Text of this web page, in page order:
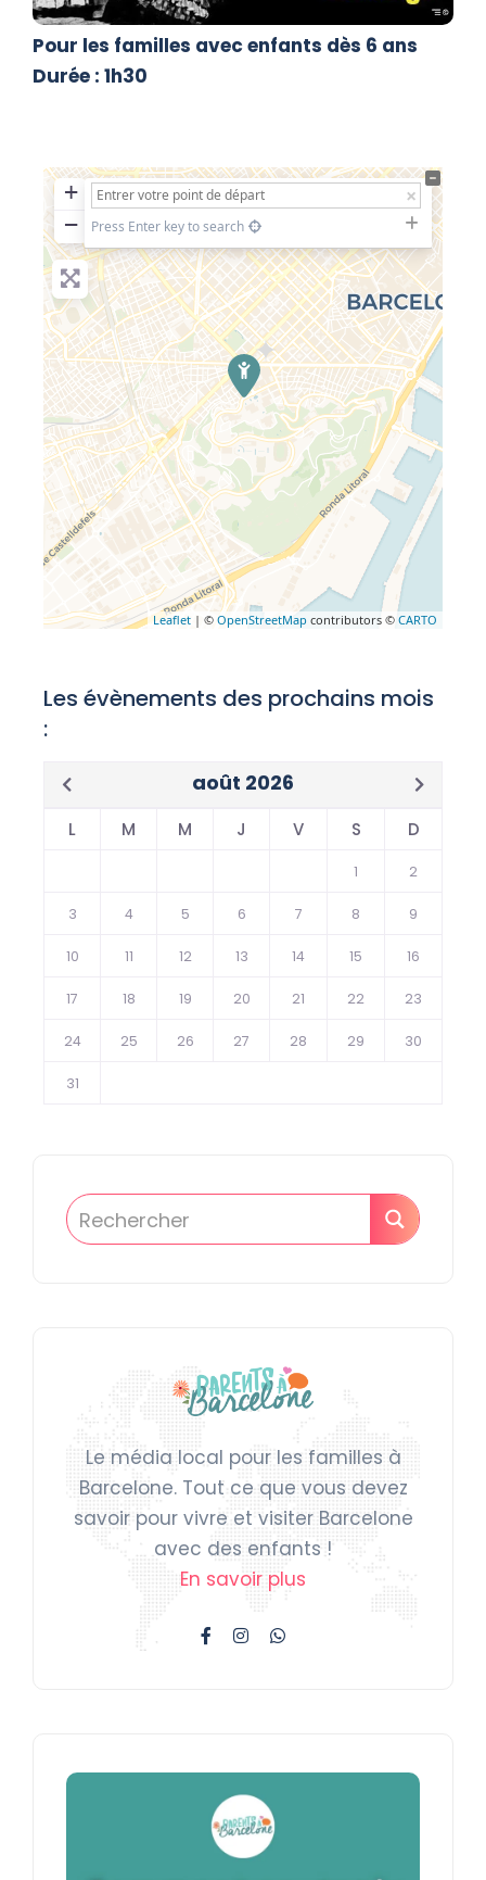
Pour les familles avec enfants dès 6 ans
Durée : 1h30
+
−
Press Enter key to search
Leaflet | © OpenStreetMap contributors © CARTO
Les évènements des prochains mois
:
août 2026
L M M J V S D
1 2
3 4 5 6 7 8 9
10 11 12 13 14 15 16
17 18 19 20 21 22 23
24 25 26 27 28 29 30
31
Le média local pour les familles à
Barcelone. Tout ce que vous devez
savoir pour vivre et visiter Barcelone
avec des enfants !
En savoir plus